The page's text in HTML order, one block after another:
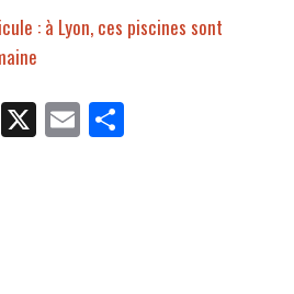
: à Lyon, ces piscines sont
X E
m
Pa
rt